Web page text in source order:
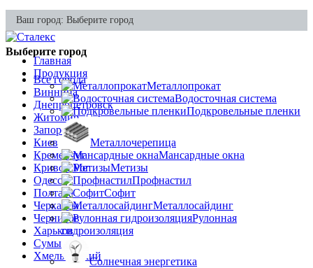
Ваш город: Выберите город
Выберите город
Все города
Винница
Днепропетровск
Житомир
Запорожье
Киев
Кременчуг
Кривой Рог
Одесса
Полтава
Черкассы
Чернигов
Харьков
Сумы
Хмельницкий
Главная
Продукция
Металлопрокат
Водосточная система
Подкровельные пленки
Металлочерепица
Мансардные окна
Метизы
Профнастил
Софит
Металлосайдинг
Рулонная
гидроизоляция
Солнечная энергетика